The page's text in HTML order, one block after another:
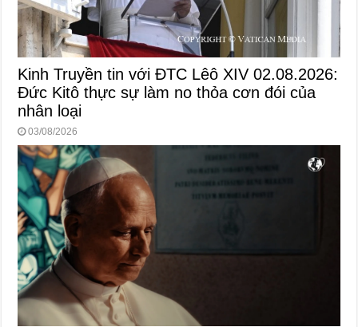
Kinh Truyền tin với ĐTC Lêô XIV 02.08.2026:
Đức Kitô thực sự làm no thỏa cơn đói của
nhân loại
03/08/2026